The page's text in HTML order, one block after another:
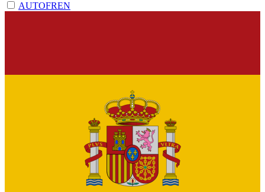
AUTOFREN